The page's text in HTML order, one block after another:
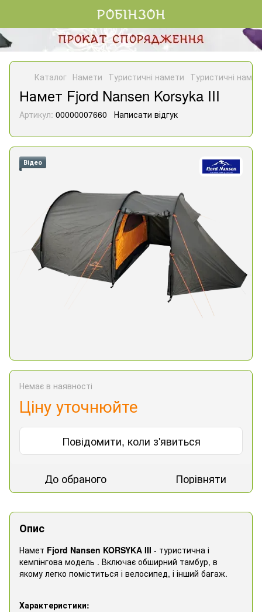
Каталог Намети Туристичні намети Туристичні
Намет Fjord Nansen Korsyka III
Артикул: 00000007660 Написати відгук
Відео
Немає в наявності
Ціну уточнюйте
Повідомити, коли з'явиться
До обраного Порівняти
Опис
Намет Fjord Nansen KORSYKA III - туристична і
кемпінгова модель . Включає обширний тамбур, в
якому легко поміститься і велосипед, і інший багаж.
Характеристики: